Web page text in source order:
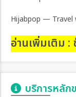
Hijabpop — Travel
อ่านเพิ่มเติม :
บริการหลัก